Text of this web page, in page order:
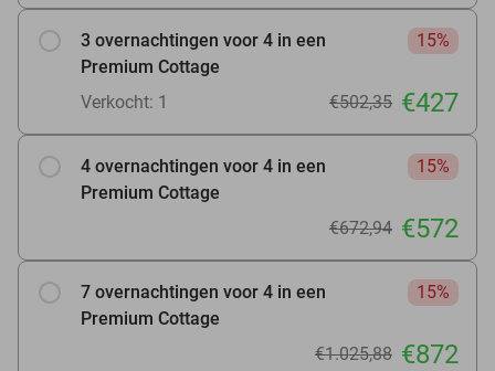
3 overnachtingen voor 4 in een
Premium Cottage
15%
Verkocht: 1 €502,35 €427
4 overnachtingen voor 4 in een
Premium Cottage
15%
€672,94 €572
7 overnachtingen voor 4 in een
Premium Cottage
15%
€1.025,88 €872